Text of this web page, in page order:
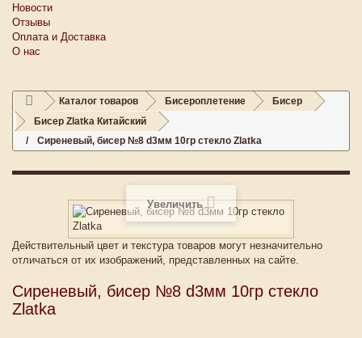
Новости
Отзывы
Оплата и Доставка
О нас
Каталог товаров Бисероплетение
Бисер
Бисер Zlatka Китайский
Сиреневый, бисер №8 d3мм 10гр стекло Zlatka
Увеличить
Действительный цвет и текстура товаров могут незначительно
отличаться от их изображений, представленных на сайте.
Сиреневый, бисер №8 d3мм 10гр стекло
Zlatka